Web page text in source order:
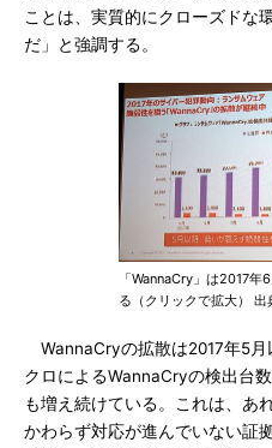
ことは、実質的にクローズドな
だ」と強調する。
「WannaCry」は2017
る（クリックで拡大） 出
WannaCryの拡散は2017年5月
クロによるWannaCryの検出台
も増え続けている。これは、あ
かわらず対応が進んでいない証